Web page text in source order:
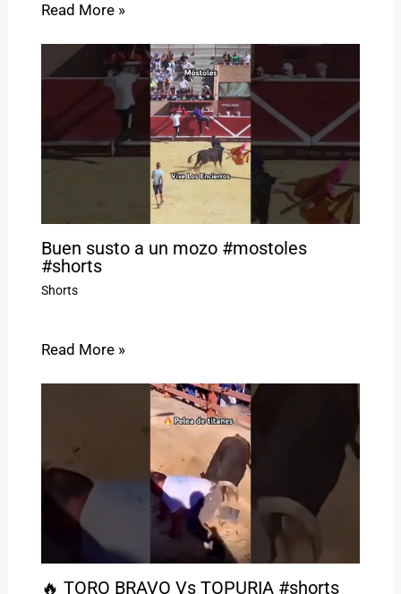
Read More »
Buen susto a un mozo #mostoles
#shorts
Shorts
Read More »
🔥 TORO BRAVO Vs TOPURIA #shorts